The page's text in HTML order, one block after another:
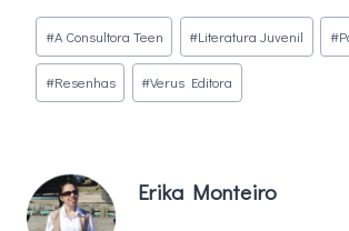
Tags
do
Post:
#A Consultora Teen #Literatura Juvenil #
#Resenhas #Verus Editora
Erika Monteiro